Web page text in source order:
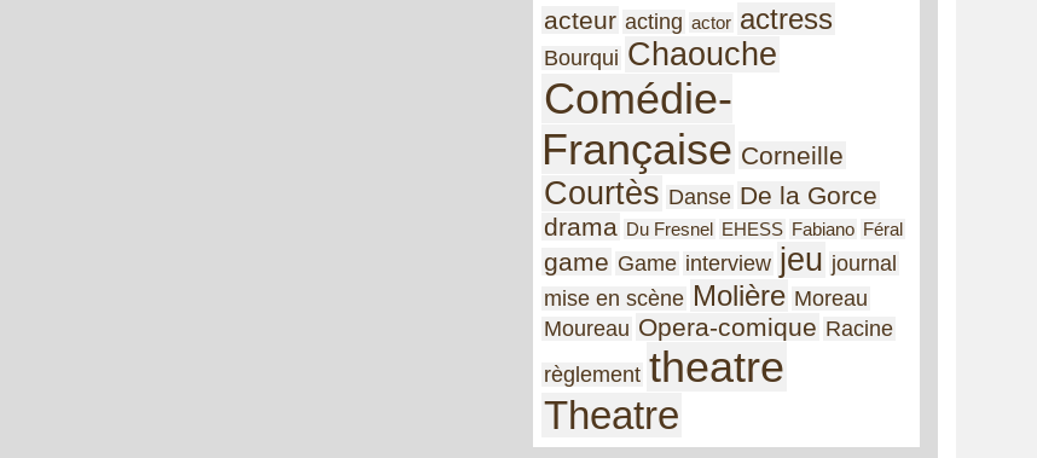
acteur acting actor actress
Bourqui Chaouche
Comédie-
Française Corneille
Courtès Danse De la Gorce
drama Du Fresnel EHESS Fabiano Féral
game Game interview jeu journal
mise en scène Molière Moreau
Moureau Opera-comique Racine
règlement theatre
Theatre